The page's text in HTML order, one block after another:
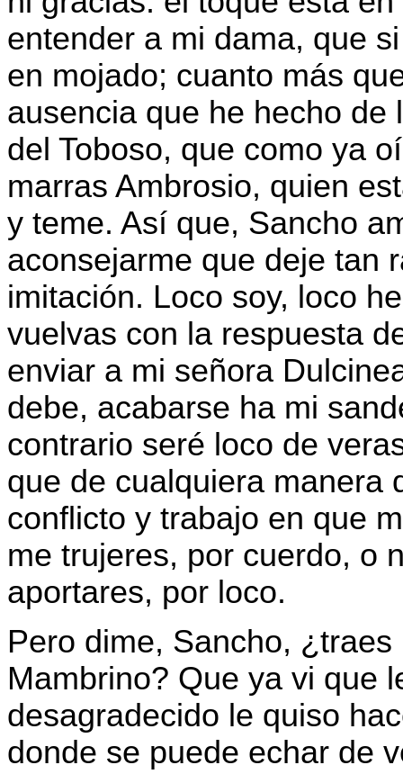
entender a mi dama, que
en mojado; cuanto más
ausencia que he hecho
del Toboso, que como ya
marras Ambrosio, quien
y teme. Así que, Sancho
aconsejarme que deje tan
imitación. Loco soy, loco
vuelvas con la respuesta
enviar a mi señora
debe, acabarse ha mi
contrario seré loco de
que de cualquiera manera
conflicto y trabajo en que
me trujeres, por cuerdo, o
aportares, por loco.
Pero dime, Sancho,
Mambrino? Que ya vi que
desagradecido le quiso
donde se puede echar de